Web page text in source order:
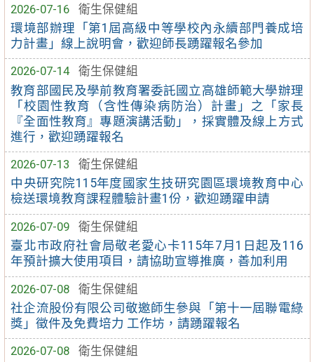
2026-07-16
衛生保健組
環境部辦理「第1屆高級中等學校內永續部門養成培
力計畫」線上說明會，歡迎師長踴躍報名參加
2026-07-14
衛生保健組
教育部國民及學前教育署委託國立高雄師範大學辦理
「校園性教育（含性傳染病防治）計畫」之「家長
『全面性教育』專題演講活動」，採實體及線上方式
進行，歡迎踴躍報名
2026-07-13
衛生保健組
中央研究院115年度國家生技研究園區環境教育中心
檢送環境教育課程體驗計畫1份，歡迎踴躍申請
2026-07-09
衛生保健組
臺北市政府社會局敬老愛心卡115年7月1日起及116
年預計擴大使用項目，請協助宣導推廣，善加利用
2026-07-08
衛生保健組
社企流股份有限公司敬邀師生參與「第十一屆聯電綠
獎」徵件及免費培力 工作坊，請踴躍報名
2026-07-08
衛生保健組